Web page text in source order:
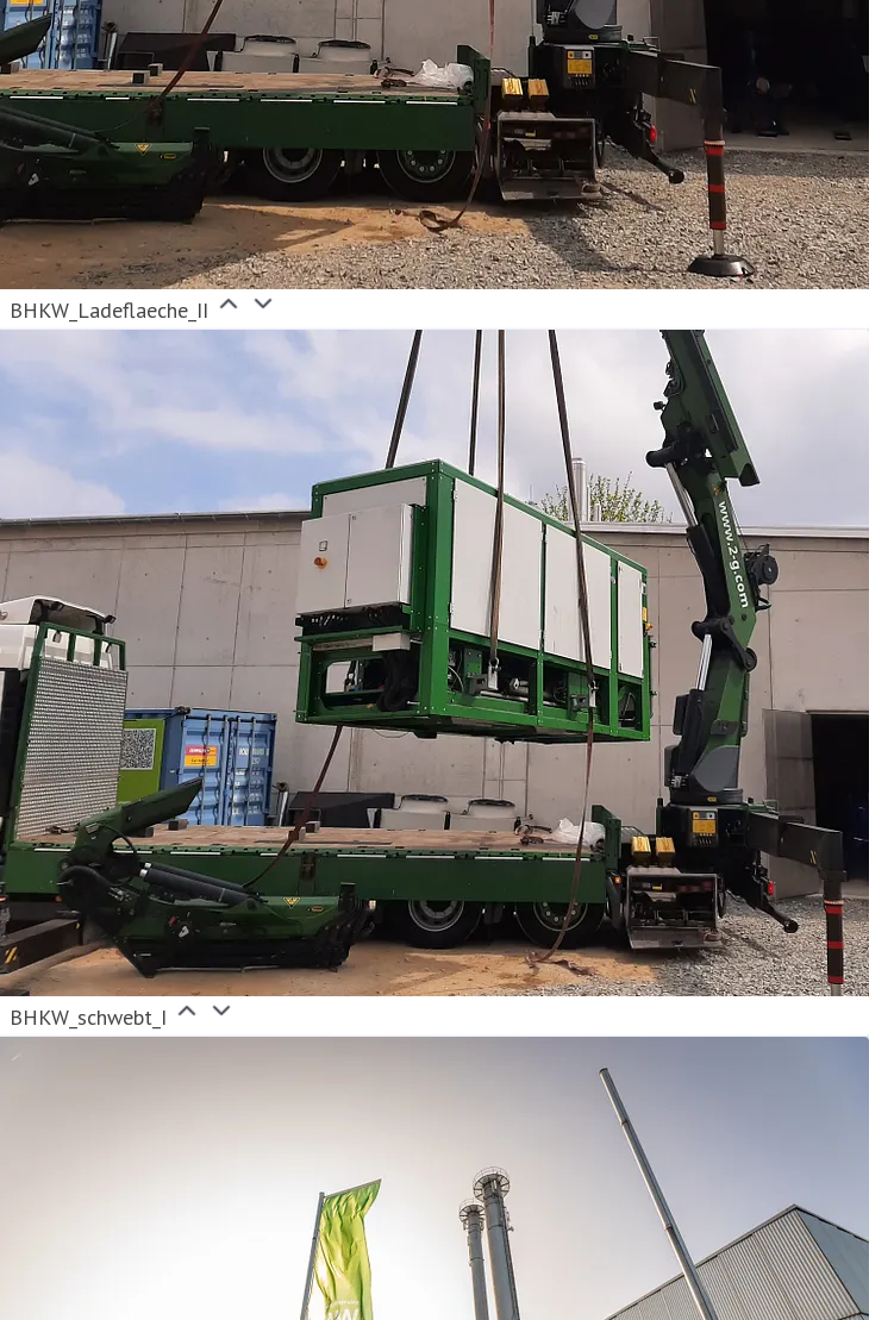
BHKW_Ladeflaeche_II
BHKW_schwebt_I